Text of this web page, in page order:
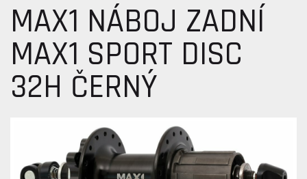
MAX1 NÁBOJ ZADNÍ
MAX1 SPORT DISC
32H ČERNÝ